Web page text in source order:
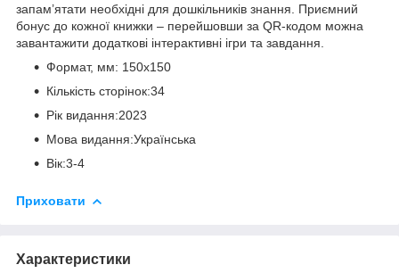
запам’ятати необхідні для дошкільників знання. Приємний
бонус до кожної книжки – перейшовши за QR-кодом можна
завантажити додаткові інтерактивні ігри та завдання.
Формат, мм: 150х150
Кількість сторінок:34
Рік видання:2023
Мова видання:Українська
Вік:3-4
Приховати
Характеристики